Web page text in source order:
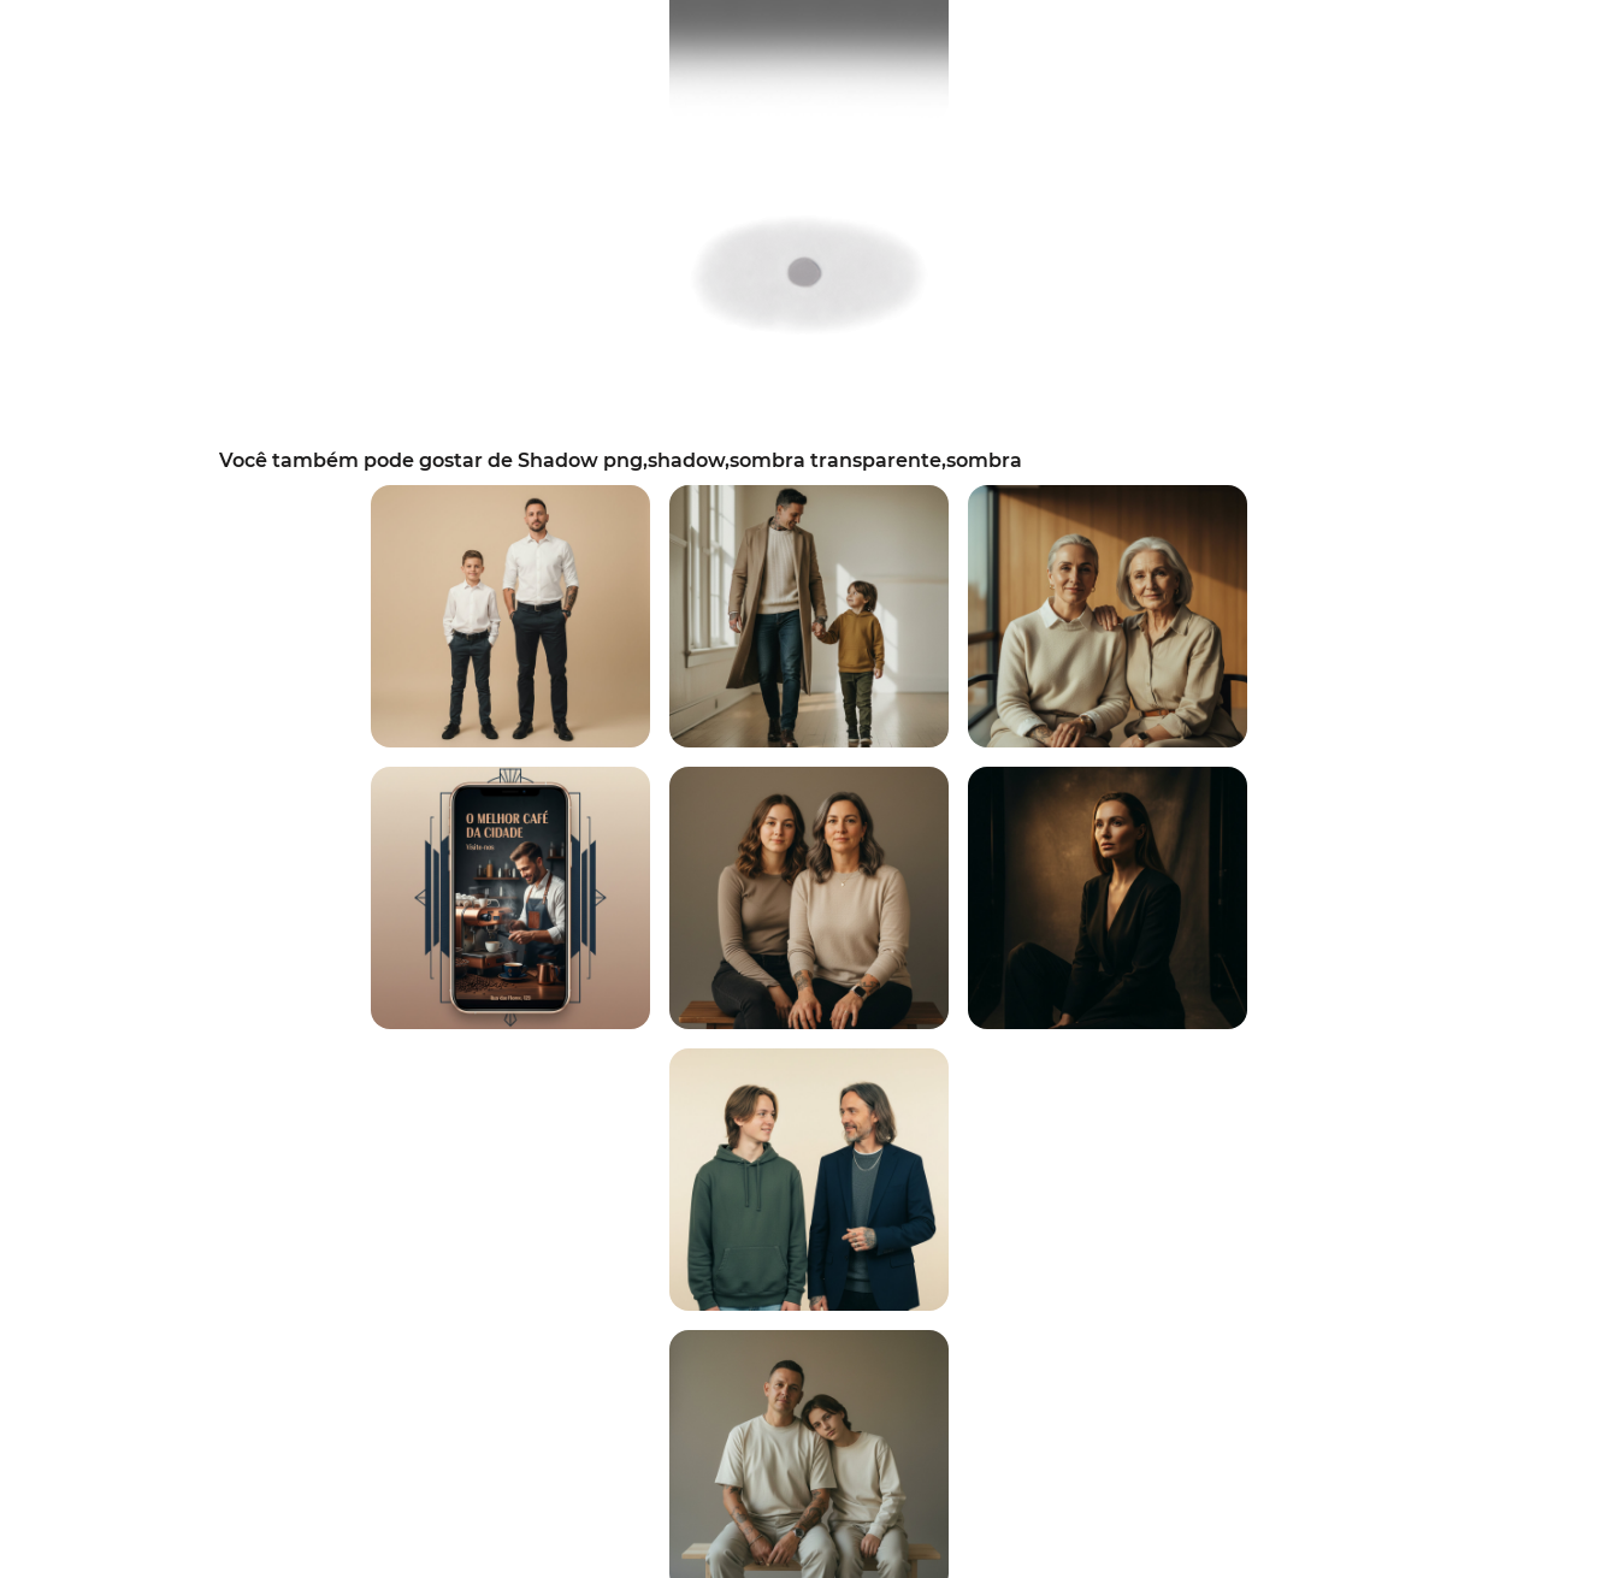
Você também pode gostar de Shadow png,shadow,sombra transparente,sombra